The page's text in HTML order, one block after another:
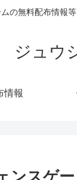
の無料配布情報
ジュウ
情報
ンスゲ